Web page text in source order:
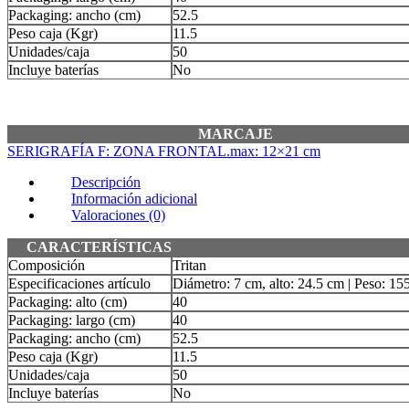
Packaging: ancho (cm)
52.5
Peso caja (Kgr)
11.5
Unidades/caja
50
Incluye baterías
No
MARCAJE
SERIGRAFÍA F: ZONA FRONTAL.max: 12×21 cm
Descripción
Información adicional
Valoraciones (0)
CARACTERÍSTICAS
Composición
Tritan
Especificaciones artículo
Diámetro: 7 cm, alto: 24.5 cm | Peso:
Packaging: alto (cm)
40
Packaging: largo (cm)
40
Packaging: ancho (cm)
52.5
Peso caja (Kgr)
11.5
Unidades/caja
50
Incluye baterías
No